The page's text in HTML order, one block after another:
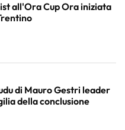
all'Ora Cup Ora iniziata
di Mauro Gestri leader
della conclusione